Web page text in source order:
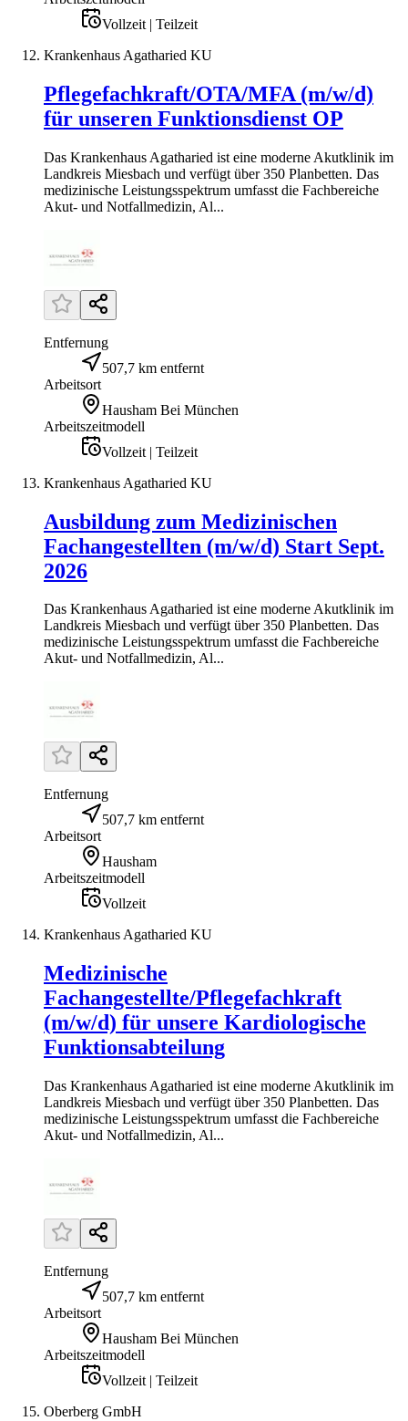
Vollzeit | Teilzeit
Krankenhaus Agatharied KU
Pflegefachkraft/OTA/MFA (m/w/d)
für unseren Funktionsdienst OP
Das Krankenhaus Agatharied ist eine moderne Akutklinik im
Landkreis Miesbach und verfügt über 350 Planbetten. Das
medizinische Leistungsspektrum umfasst die Fachbereiche
Akut- und Notfallmedizin, Al...
Entfernung
507,7 km entfernt
Arbeitsort
Hausham Bei München
Arbeitszeitmodell
Vollzeit | Teilzeit
Krankenhaus Agatharied KU
Ausbildung zum Medizinischen
Fachangestellten (m/w/d) Start Sept.
2026
Das Krankenhaus Agatharied ist eine moderne Akutklinik im
Landkreis Miesbach und verfügt über 350 Planbetten. Das
medizinische Leistungsspektrum umfasst die Fachbereiche
Akut- und Notfallmedizin, Al...
Entfernung
507,7 km entfernt
Arbeitsort
Hausham
Arbeitszeitmodell
Vollzeit
Krankenhaus Agatharied KU
Medizinische
Fachangestellte/Pflegefachkraft
(m/w/d) für unsere Kardiologische
Funktionsabteilung
Das Krankenhaus Agatharied ist eine moderne Akutklinik im
Landkreis Miesbach und verfügt über 350 Planbetten. Das
medizinische Leistungsspektrum umfasst die Fachbereiche
Akut- und Notfallmedizin, Al...
Entfernung
507,7 km entfernt
Arbeitsort
Hausham Bei München
Arbeitszeitmodell
Vollzeit | Teilzeit
Oberberg GmbH